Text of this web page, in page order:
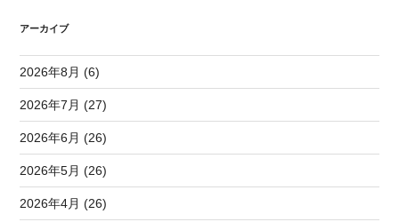
アーカイブ
2026年8月 (6)
2026年7月 (27)
2026年6月 (26)
2026年5月 (26)
2026年4月 (26)